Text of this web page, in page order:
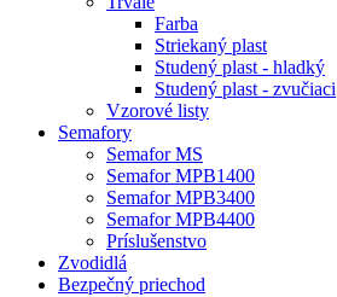
Farba
Striekaný plast
Studený plast - hladký
Studený plast - zvučiaci
Vzorové listy
Semafory
Semafor MS
Semafor MPB1400
Semafor MPB3400
Semafor MPB4400
Príslušenstvo
Zvodidlá
Bezpečný priechod